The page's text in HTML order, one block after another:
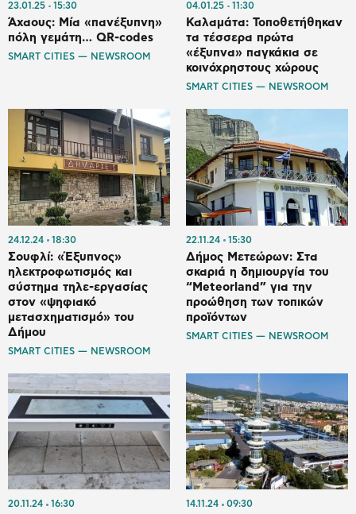
23.01.25 15:30
Άχαους: Μία «πανέξυπνη»
πόλη γεμάτη… QR-codes
SMART CITIES — NEWSROOM
04.01.25 11:30
Καλαμάτα: Τοποθετήθηκαν
τα τέσσερα πρώτα
«έξυπνα» παγκάκια σε
κοινόχρηστους χώρους
SMART CITIES — NEWSROOM
24.12.24 18:30
Σουφλί: «Έξυπνος»
ηλεκτροφωτισμός και
σύστημα τηλε-εργασίας
στον «ψηφιακό
μετασχηματισμό» του
Δήμου
SMART CITIES — NEWSROOM
22.11.24 15:30
Δήμος Μετεώρων: Στα
σκαριά η δημιουργία του
“Meteorland” για την
προώθηση των τοπικών
προϊόντων
SMART CITIES — NEWSROOM
20.11.24 16:30 14.11.24 09:30